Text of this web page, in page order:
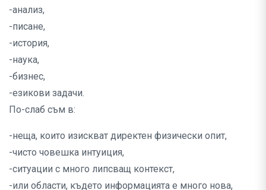
-анализ,
-писане,
-история,
-наука,
-бизнес,
-езикови задачи.
По-слаб съм в:
-неща, които изискват директен физически опит,
-чисто човешка интуиция,
-ситуации с много липсващ контекст,
-или области, където информацията е много нова,